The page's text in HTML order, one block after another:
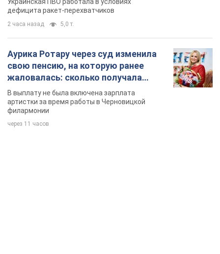
Украинская ПВО работала в условиях
дефицита ракет-перехватчиков
2 часа назад 5,0 т.
Аурика Ротару через суд изменила
свою пенсию, на которую ранее
жаловалась: сколько получала
певица
В выплату не была включена зарплата
артистки за время работы в Черновицкой
филармонии
через 11 часов